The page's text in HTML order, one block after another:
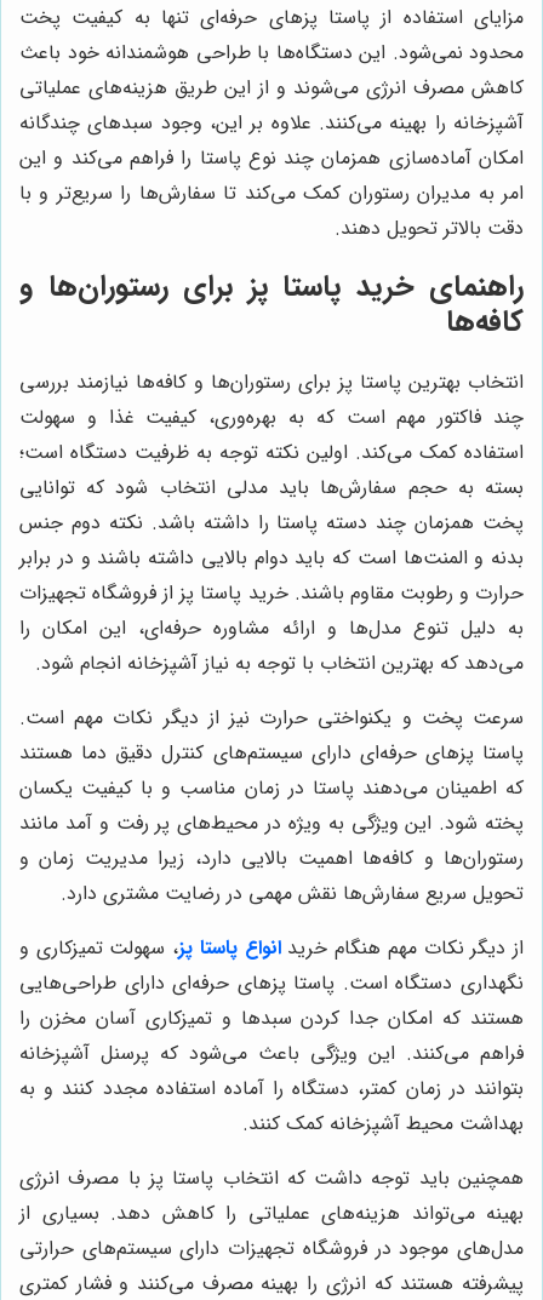
مزایای استفاده از پاستا پزهای حرفه‌ای تنها به کیفیت پخت
محدود نمی‌شود. این دستگاه‌ها با طراحی هوشمندانه خود باعث
کاهش مصرف انرژی می‌شوند و از این طریق هزینه‌های عملیاتی
آشپزخانه را بهینه می‌کنند. علاوه بر این، وجود سبدهای چندگانه
امکان آماده‌سازی همزمان چند نوع پاستا را فراهم می‌کند و این
امر به مدیران رستوران کمک می‌کند تا سفارش‌ها را سریع‌تر و با
دقت بالاتر تحویل دهند.
راهنمای خرید پاستا پز برای رستوران‌ها و
کافه‌ها
انتخاب بهترین پاستا پز برای رستوران‌ها و کافه‌ها نیازمند بررسی
چند فاکتور مهم است که به بهره‌وری، کیفیت غذا و سهولت
استفاده کمک می‌کند. اولین نکته توجه به ظرفیت دستگاه است؛
بسته به حجم سفارش‌ها باید مدلی انتخاب شود که توانایی
پخت همزمان چند دسته پاستا را داشته باشد. نکته دوم جنس
بدنه و المنت‌ها است که باید دوام بالایی داشته باشند و در برابر
حرارت و رطوبت مقاوم باشند. خرید پاستا پز از فروشگاه تجهیزات
به دلیل تنوع مدل‌ها و ارائه مشاوره حرفه‌ای، این امکان را
می‌دهد که بهترین انتخاب با توجه به نیاز آشپزخانه انجام شود.
سرعت پخت و یکنواختی حرارت نیز از دیگر نکات مهم است.
پاستا پزهای حرفه‌ای دارای سیستم‌های کنترل دقیق دما هستند
که اطمینان می‌دهند پاستا در زمان مناسب و با کیفیت یکسان
پخته شود. این ویژگی به ویژه در محیط‌های پر رفت و آمد مانند
رستوران‌ها و کافه‌ها اهمیت بالایی دارد، زیرا مدیریت زمان و
تحویل سریع سفارش‌ها نقش مهمی در رضایت مشتری دارد.
از دیگر نکات مهم هنگام خریدانواع پاستا پز، سهولت تمیزکاری و
نگهداری دستگاه است. پاستا پزهای حرفه‌ای دارای طراحی‌هایی
هستند که امکان جدا کردن سبدها و تمیزکاری آسان مخزن را
فراهم می‌کنند. این ویژگی باعث می‌شود که پرسنل آشپزخانه
بتوانند در زمان کمتر، دستگاه را آماده استفاده مجدد کنند و به
بهداشت محیط آشپزخانه کمک کنند.
همچنین باید توجه داشت که انتخاب پاستا پز با مصرف انرژی
بهینه می‌تواند هزینه‌های عملیاتی را کاهش دهد. بسیاری از
مدل‌های موجود در فروشگاه تجهیزات دارای سیستم‌های حرارتی
پیشرفته هستند که انرژی را بهینه مصرف می‌کنند و فشار کمتری